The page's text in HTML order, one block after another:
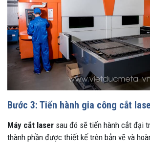
Bước 3: Tiến hành gia công cắt
Máy cắt laser sau đó sẽ tiến hành cắt đại
thành phần được thiết kế trên bản vẽ và